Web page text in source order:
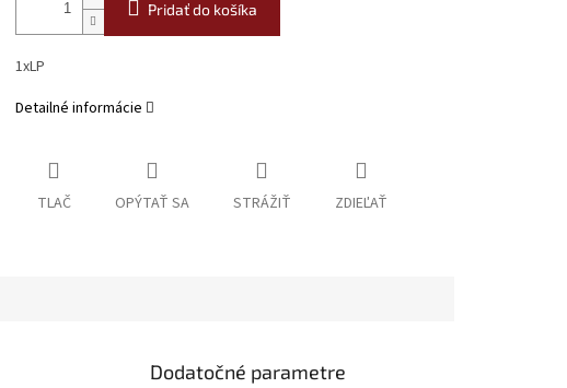
Pridať do košíka
1xLP
Detailné informácie
TLAČ OPÝTAŤ SA STRÁŽIŤ ZDIEĽAŤ
Dodatočné parametre